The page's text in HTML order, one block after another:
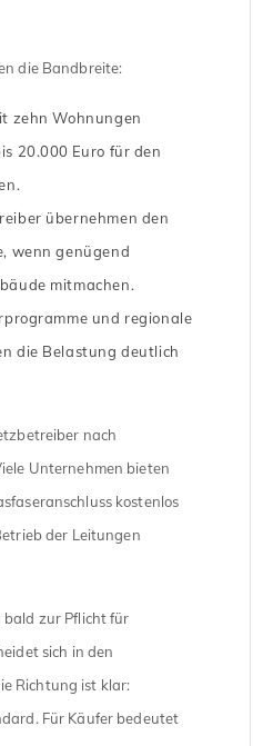
die Bandbreite:
zehn Wohnungen
20.000 Euro für den
übernehmen den
wenn genügend
mitmachen.
und regionale
die Belastung deutlich
nach
Unternehmen bieten
kostenlos
der Leitungen
bald zur Pflicht für
sich in den
Richtung ist klar:
Für Käufer bedeutet